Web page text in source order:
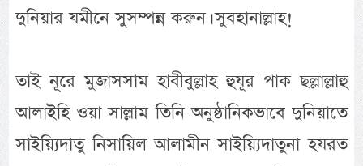
দুনিয়ার যমীনে সুসম্পন্ন করুন। সুবহানাল্লাহ!
তাই নূরে মুজাসসাম হাবীবুল্লাহ হুযূর পাক ছল্লাল্লাহু
আলাইহি ওয়া সাল্লাম তিনি অনুষ্ঠানিকভাবে দুনিয়াতে
সাইয়্যিদাতু নিসায়িল আলামীন সাইয়্যিদাতুনা হযরত